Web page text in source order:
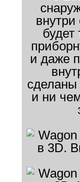
будет
и даже
сделаны
и ни